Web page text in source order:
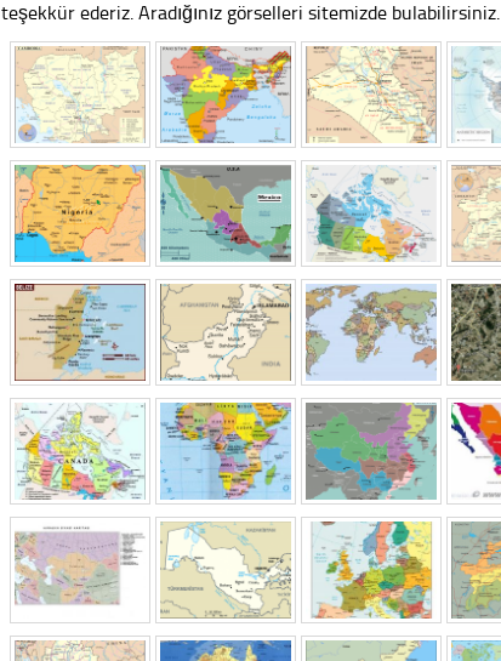
teşekkür ederiz. Aradığınız görselleri sitemizde bulabilirsiniz.